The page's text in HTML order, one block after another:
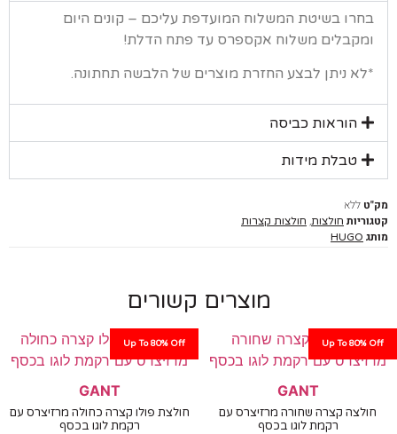
בשיטת המשלוח המועדפת עליכם – קונים היום
משלוח אקספרס עד פתח הדלת!
ניתן לבצע החזרת מוצרים של הלבשה תחתונה.
הוראות כביסה
טבלת מידות
ללא
חולצות ,חולצות קצרות
HUGO
מוצרים קשורים
Up To
GANT
קצרה שחורה מרזיצרס עם
רקמת לוגו בכסף
Up To 80% Off
GANT
חולצת פולו קצרה כחולה מרזיצרס עם
רקמת לוגו בכסף